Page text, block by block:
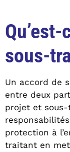
sous-
Un accord de
entre deux
projet et sous-
protection à
traitant en